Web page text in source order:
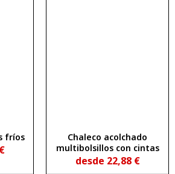
fríos
€
Chaleco acolchado
multibolsillos con cintas
desde 22,88 €